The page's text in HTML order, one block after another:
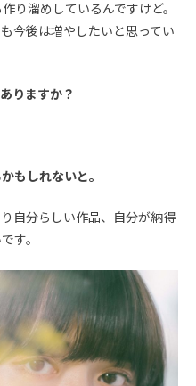
り溜めしているんですけど。
今後は増やしたいと思ってい
りますか？
もしれないと。
自分らしい作品、自分が納得
す。